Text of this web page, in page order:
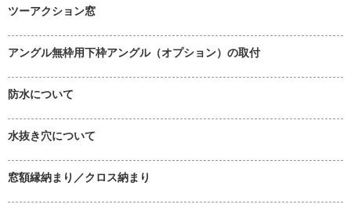
ツーアクション窓
アングル無枠用下枠アングル（オプション）の取付
防水について
水抜き穴について
窓額縁納まり／クロス納まり